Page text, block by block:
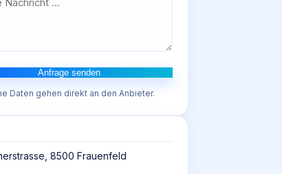
Anfrage senden
Daten gehen direkt an den Anbieter.
8500 Frauenfeld